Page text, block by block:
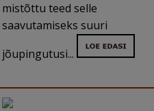
mistõttu teed selle
saavutamiseks suuri
jõupingutusi...